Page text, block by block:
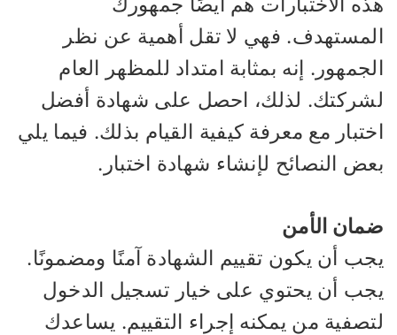
فهي لا تقل أهمية عن نظر
إنه بمثابة امتداد للمظهر العام
لذلك، احصل على شهادة أفضل
مع معرفة كيفية القيام بذلك. فيما يلي
النصائح لإنشاء شهادة اختبار.
الأمن
أن يكون تقييم الشهادة آمنًا ومضمونًا.
أن يحتوي على خيار تسجيل الدخول
من يمكنه إجراء التقييم. يساعدك